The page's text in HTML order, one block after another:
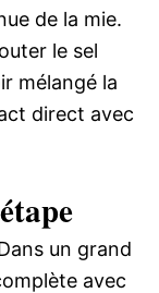
de la mie.
le sel
mélangé la
direct avec
un grand
avec